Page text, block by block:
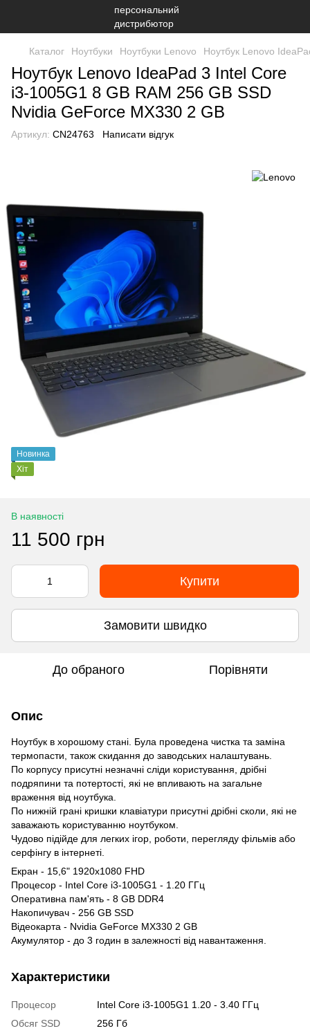
Каталог Ноутбуки Ноутбуки Lenovo Ноутбук Lenovo
Ноутбук Lenovo IdeaPad 3 Intel Core
i3-1005G1 8 GB RAM 256 GB SSD
Nvidia GeForce MX330 2 GB
Артикул: CN24763 Написати відгук
Новинка
Хіт
В наявності
11 500 грн
Купити
Замовити швидко
До обраного Порівняти
Опис
Ноутбук в хорошому стані. Була проведена чистка та заміна
термопасти, також скидання до заводських налаштувань.
По корпусу присутні незначні сліди користування, дрібні
подряпини та потертості, які не впливають на загальне
враження від ноутбука.
По нижній грані кришки клавіатури присутні дрібні сколи, які не
заважають користуванню ноутбуком.
Чудово підійде для легких ігор, роботи, перегляду фільмів або
серфінгу в інтернеті.
Екран - 15,6" 1920x1080 FHD
Процесор - Intel Core i3-1005G1 - 1.20 ГГц
Оперативна пам'ять - 8 GB DDR4
Накопичувач - 256 GB SSD
Відеокарта - Nvidia GeForce MX330 2 GB
Акумулятор - до 3 годин в залежності від навантаження.
Характеристики
Процесор
Intel Core i3-1005G1 1.20 - 3.40 ГГц
Обсяг SSD
256 Гб